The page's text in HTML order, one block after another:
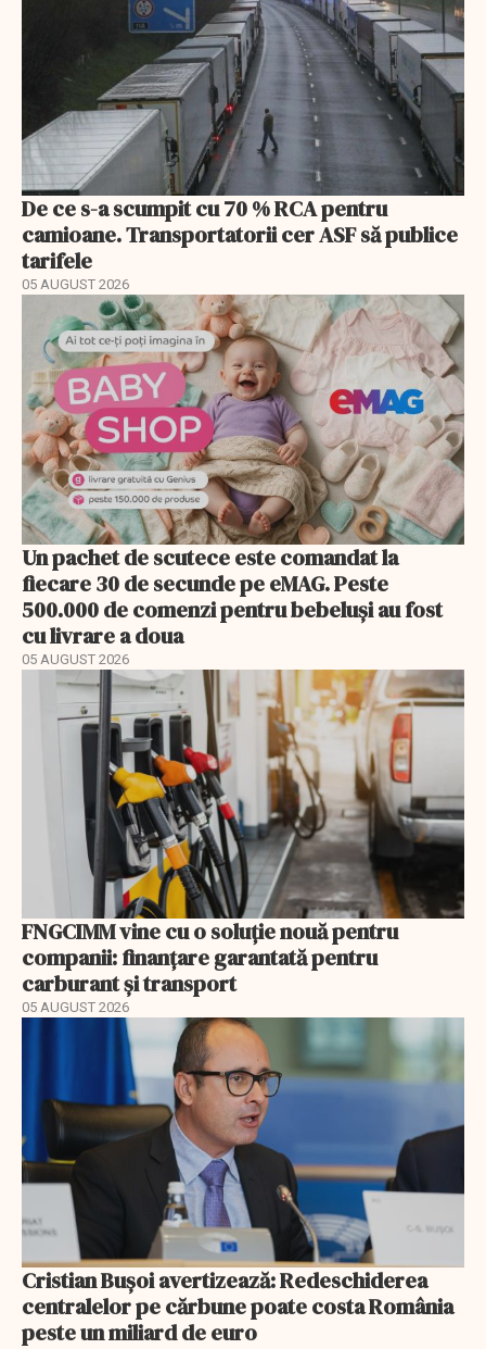
De ce s-a scumpit cu 70 % RCA pentru
camioane. Transportatorii cer ASF să publice
tarifele
05 AUGUST 2026
Un pachet de scutece este comandat la
fiecare 30 de secunde pe eMAG. Peste
500.000 de comenzi pentru bebeluși au fost
cu livrare a doua
05 AUGUST 2026
FNGCIMM vine cu o soluție nouă pentru
companii: finanțare garantată pentru
carburant și transport
05 AUGUST 2026
Cristian Bușoi avertizează: Redeschiderea
centralelor pe cărbune poate costa România
peste un miliard de euro